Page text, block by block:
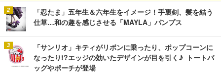
「忍たま」五年生＆六年生をイメージ！手裏剣、髪を結う
仕草…和の趣を感じさせる「MAYLA」パンプス
「サンリオ」キティがリボンに乗ったり、ポップコーンに
なったり!?エッジの効いたデザインが目を引く♪ トートバ
ッグやポーチが登場